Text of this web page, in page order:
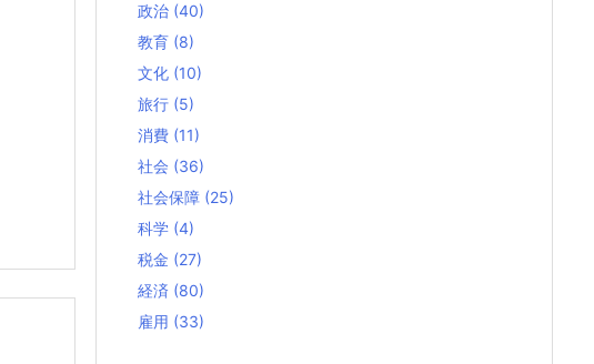
政治 (40)
教育 (8)
文化 (10)
旅行 (5)
消費 (11)
社会 (36)
社会保障 (25)
科学 (4)
税金 (27)
経済 (80)
雇用 (33)